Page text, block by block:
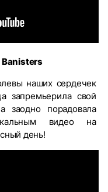
наших сердечек
запремьерила свой
заодно порадовала
видео на
день!